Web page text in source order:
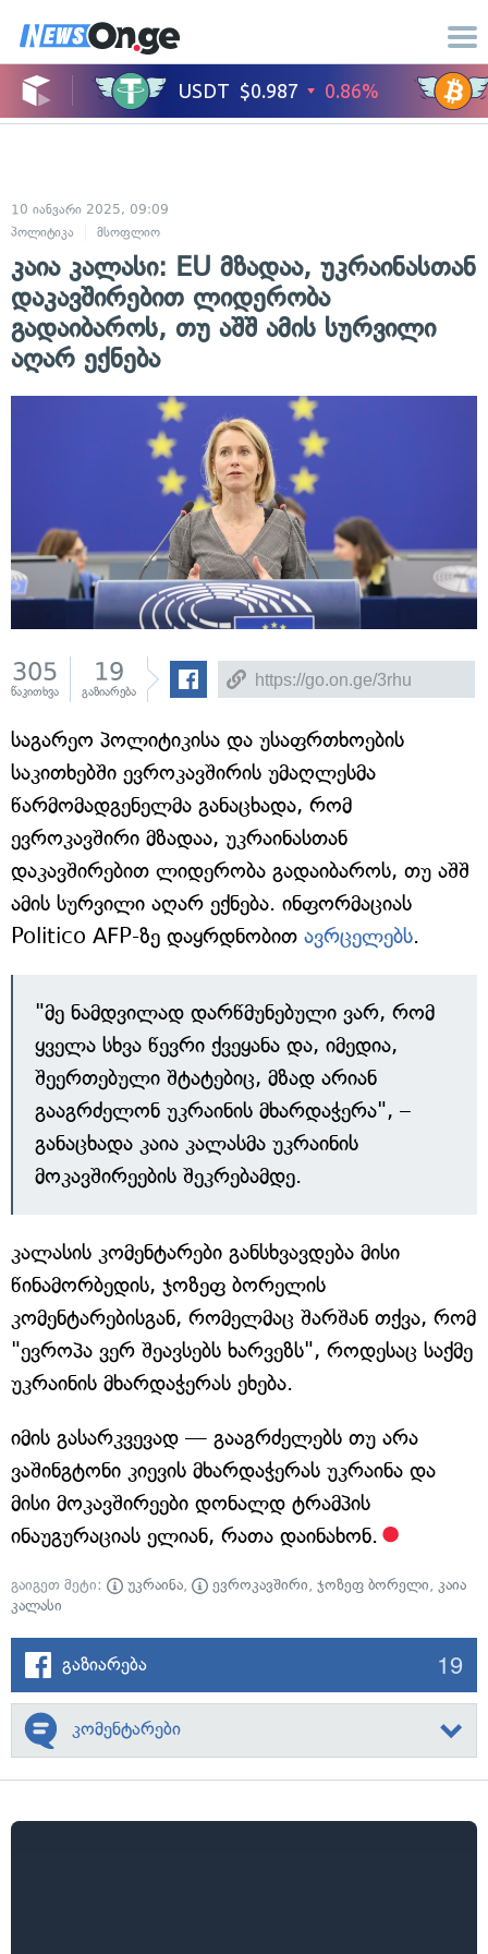
10 იანვარი 2025, 09:09
პოლიტიკა
მსოფლიო
კაია კალასი: EU მზადაა, უკრაინასთან
დაკავშირებით ლიდერობა
გადაიბაროს, თუ აშშ ამის სურვილი
აღარ ექნება
305
წაკითხვა
19
გაზიარება
საგარეო პოლიტიკისა და უსაფრთხოების
საკითხებში ევროკავშირის უმაღლესმა
წარმომადგენელმა განაცხადა, რომ
ევროკავშირი მზადაა, უკრაინასთან
დაკავშირებით ლიდერობა გადაიბაროს, თუ აშშ
ამის სურვილი აღარ ექნება. ინფორმაციას
Politico AFP-ზე დაყრდნობით ავრცელებს.
"მე ნამდვილად დარწმუნებული ვარ, რომ
ყველა სხვა წევრი ქვეყანა და, იმედია,
შეერთებული შტატებიც, მზად არიან
გააგრძელონ უკრაინის მხარდაჭერა", –
განაცხადა კაია კალასმა უკრაინის
მოკავშირეების შეკრებამდე.
კალასის კომენტარები განსხვავდება მისი
წინამორბედის, ჯოზეფ ბორელის
კომენტარებისგან, რომელმაც შარშან თქვა, რომ
"ევროპა ვერ შეავსებს ხარვეზს", როდესაც საქმე
უკრაინის მხარდაჭერას ეხება.
იმის გასარკვევად — გააგრძელებს თუ არა
ვაშინგტონი კიევის მხარდაჭერას უკრაინა და
მისი მოკავშირეები დონალდ ტრამპის
ინაუგურაციას ელიან, რათა დაინახონ.
გაიგეთ მეტი: უკრაინა, ევროკავშირი, ჯოზეფ ბორელი, კაია
კალასი
გაზიარება 19
კომენტარები